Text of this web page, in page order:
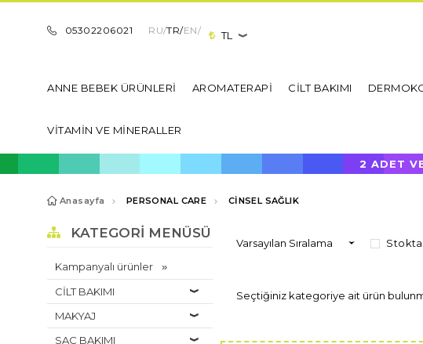
05302206021 RU/TR/EN/ TL
ANNE BEBEK ÜRÜNLERİ AROMATERAPİ CİLT BAKIMI
VİTAMİN VE MİNERALLER
2 ADET
Anasayfa PERSONAL CARE CİNSEL SAĞLIK
KATEGORI MENÜSÜ
Kampanyalı ürünler
CİLT BAKIMI
MAKYAJ
SAÇ BAKIMI
Seçtiğiniz kategoriye ait ürün